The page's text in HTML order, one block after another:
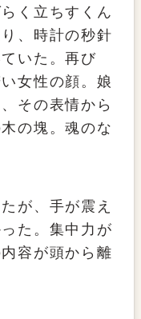
く立ちすくん
、時計の秒針
いた。再び
女性の顔。娘
その表情から
の塊。魂のな
が、手が震え
た。集中力が
容が頭から離